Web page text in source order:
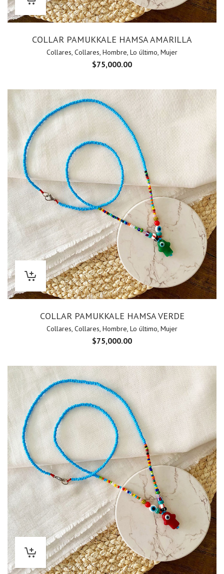
COLLAR PAMUKKALE HAMSA AMARILLA
Collares, Collares, Hombre, Lo último, Mujer
$75,000.00
COLLAR PAMUKKALE HAMSA VERDE
Collares, Collares, Hombre, Lo último, Mujer
$75,000.00